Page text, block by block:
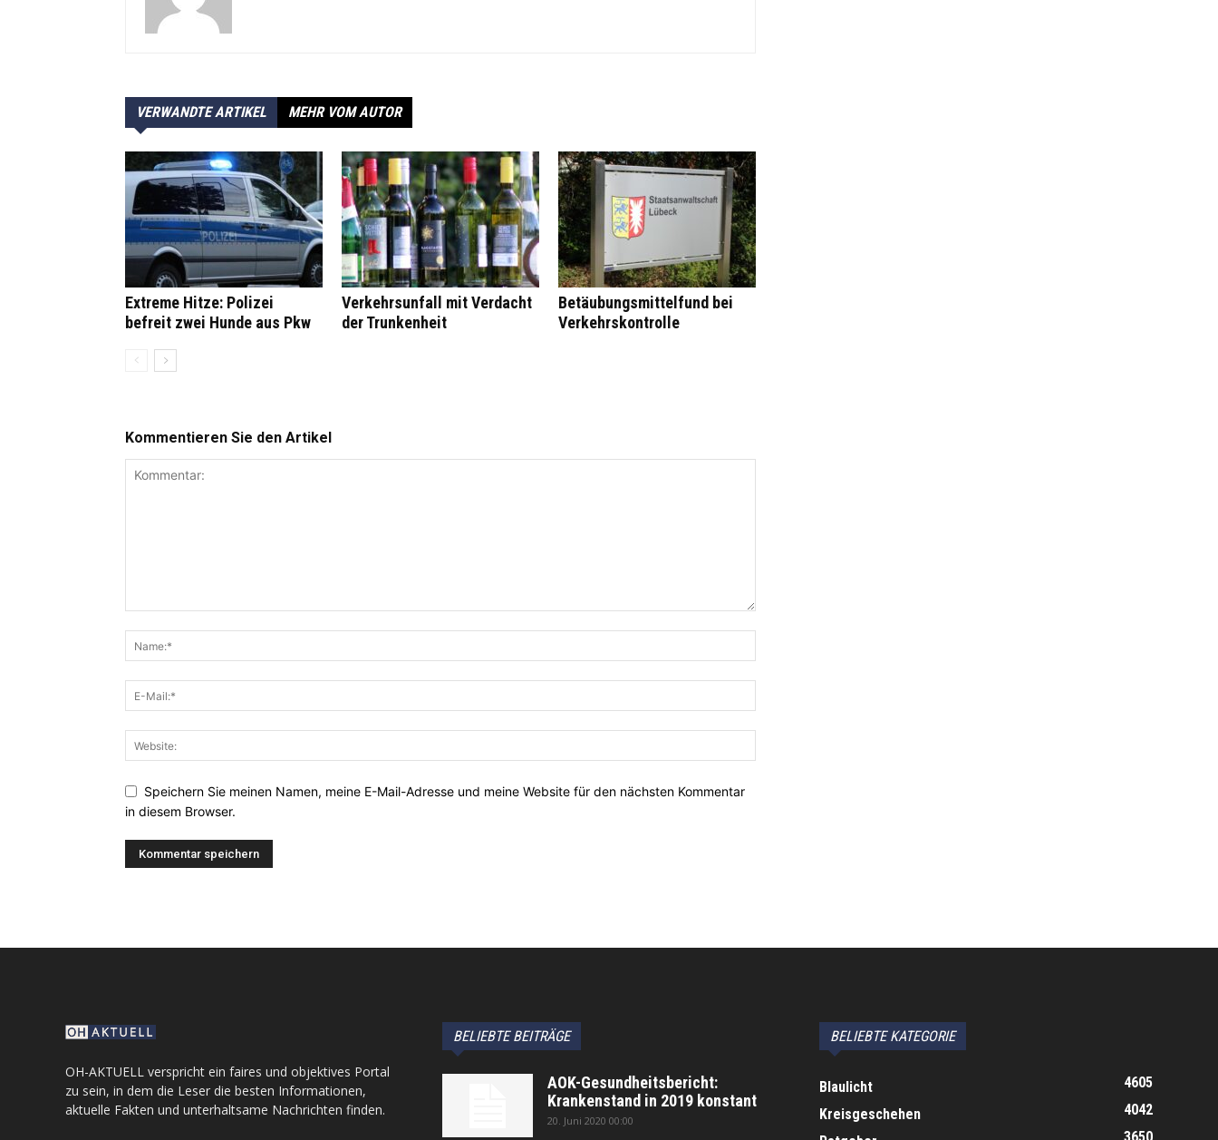
VERWANDTE ARTIKEL MEHR VOM AUTOR
Extreme Hitze: Polizei
befreit zwei Hunde aus Pkw
Verkehrsunfall mit Verdacht
der Trunkenheit
Betäubungsmittelfund bei
Verkehrskontrolle
Kommentieren Sie den Artikel
Speichern Sie meinen Namen, meine E-Mail-Adresse und meine Website für den nächsten Kommentar
in diesem Browser.
OH-AKTUELL verspricht ein faires und objektives Portal
zu sein, in dem die Leser die besten Informationen,
aktuelle Fakten und unterhaltsame Nachrichten finden.
BELIEBTE BEITRÄGE
AOK-Gesundheitsbericht:
Krankenstand in 2019 konstant
20. Juni 2020 00:00
BELIEBTE KATEGORIE
Blaulicht
4605
Kreisgeschehen
4042